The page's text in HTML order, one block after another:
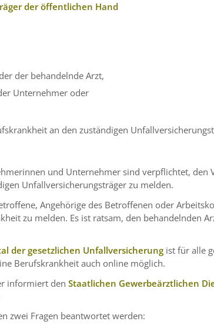
der öffentlichen Hand
der behandelnde Arzt,
Unternehmer oder
an den zuständigen
und Unternehmer sind verpflichtet, den
Unfallversicherungsträger zu melden.
Angehörige des Betroffenen oder
zu melden. Es ist ratsam, den behandelnden
der gesetzlichen Unfallversicherung ist für alle
Berufskrankheit auch online möglich.
informiert denStaatlichen Gewerbeärztlichen
zwei Fragen beantwortet werden: